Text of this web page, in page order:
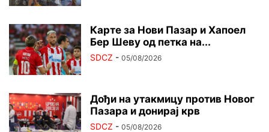
Карте за Нови Пазар и Хапоел
Бер Шеву од петка на...
SDCZ - 05/08/2026
Дођи на утакмицу против Новог
Пазара и донирај крв
SDCZ - 05/08/2026